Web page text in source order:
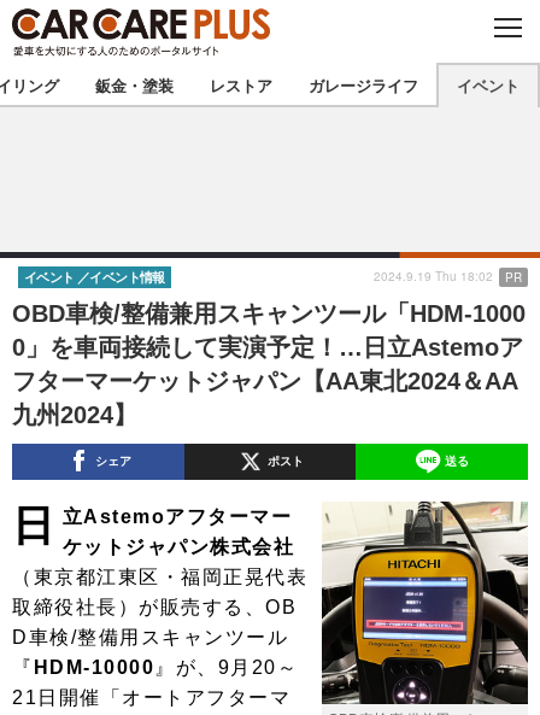
C
O
S
E
★カーケアプラス認定★ 厳選プロショップを地域から探す
甲信越 北陸
東海 関西
中国 四国
九州 沖縄
ショップレポート 愛車 File
自動車豆知識 ストップ！不具合修理＆粗悪修理
鈑金・塗装
ディテイリング
ディテイリング 洗車
ヘッドライト磨き コーティング
フィルム・ラッピング
鈑金・塗装
小キズ直し 防錆
特集記事
ストップ 不具合修理＆粗悪修理
カーメーカー「旧車」関連プロジェ
ショップ紹介
リング 鈑金・塗装 レストア ガレージライフ イベント
OBD車検/整備兼用スキャンツール「HDM-1000
0」を車両接続して実演予定！…日立Astemoア
フターマーケットジャパン【AA東北2024＆AA
九州2024】
イベント イベント情報 2024.9.19 Thu 18:02 PR
シェア ポスト 送る
日
立Astemoアフターマー
ケットジャパン株式会社
（東京都江東区・福岡正晃代表
取締役社長）が販売する、OB
D車検/整備用スキャンツール
『 HDM-10000 』が、9月20～
21日開催「オートアフターマ